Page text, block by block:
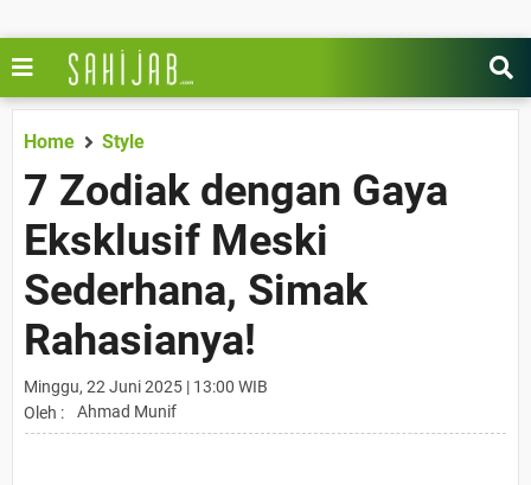
Home Style
7 Zodiak dengan Gaya
Eksklusif Meski
Sederhana, Simak
Rahasianya!
Minggu, 22 Juni 2025 | 13:00 WIB
Oleh :
Ahmad Munif